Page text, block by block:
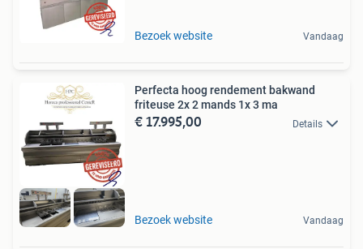
Bezoek website Vandaag
Perfecta hoog rendement bakwand
friteuse 2x 2 mands 1x 3 ma
€ 17.995,00 Details
Bezoek website Vandaag